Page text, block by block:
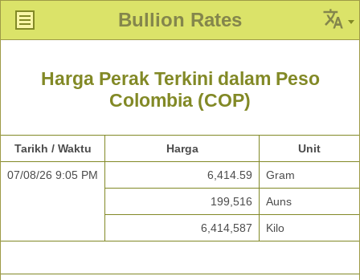
Bullion Rates
Harga Perak Terkini dalam Peso
Colombia (COP)
Tarikh / Waktu Harga Unit
07/08/26 9:05 PM 6,414.59 Gram
199,516 Auns
6,414,587 Kilo